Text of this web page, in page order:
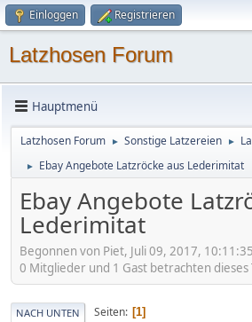
Einloggen Registrieren
Latzhosen Forum
Hauptmenü
Latzhosen Forum ► Sonstige Latzereien ►
► Ebay Angebote Latzröcke aus Lederimitat
Ebay Angebote
Lederimitat
Begonnen von Piet, Juli 09, 2017,
0 Mitglieder und 1 Gast betrachten dieses
NACH UNTEN Seiten 1